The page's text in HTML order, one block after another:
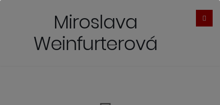
Miroslava
Weinfurterová